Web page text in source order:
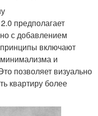
предполагает
с добавлением
включают
и
позволяет визуально
квартиру более